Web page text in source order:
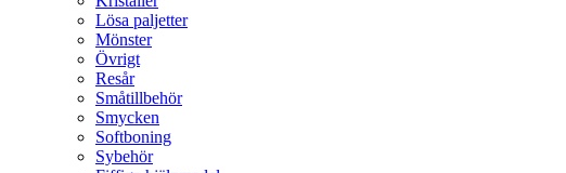
Lösa paljetter
Mönster
Övrigt
Resår
Småtillbehör
Smycken
Softboning
Sybehör